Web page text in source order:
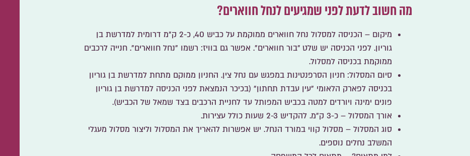
מה חשוב לדעת לפני שמגיעים לנחל חווארים?
מיקום
– הכניסה למסלול נחל חווארים ממוקמת על כביש 40, כ-2 ק"מ דרומית למדרשת בן
גוריון. לפני הכניסה יש שלט "בור חווארים". אפשר גם בוויז: רשמו "נחל חווארים". חנייה לרכבים
ממוקמת בכניסה למסלול.
סיום המסלול: חניון הסרפנטינות במפגש עם נחל צין. החניון ממוקם מתחת למדרשת בן גוריון
בכניסה לפארק הלאומי "עין עבדת תחתון" (בכיכר הנמצאת לפני הכניסה למדרשת בן גוריון
פונים ימינה ויורדים למטה בכביש המפותל עד לחניית הרכבים בצד שמאל של הכביש).
אורך המסלול – כ-3 ק"מ. להקדיש 2-3 שעות כולל עצירות.
סוג המסלול – מסלול קווי במורד הנחל. יש אפשרות להאריך את המסלול וליצור מסלול מעגלי
המשלב נחלים נוספים.